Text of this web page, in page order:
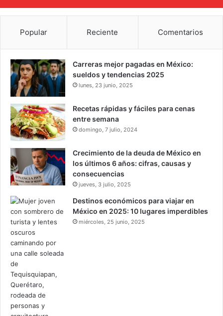
Popular Reciente Comentarios
Carreras mejor pagadas en México:
sueldos y tendencias 2025
lunes, 23 junio, 2025
Recetas rápidas y fáciles para cenas
entre semana
domingo, 7 julio, 2024
Crecimiento de la deuda de México en
los últimos 6 años: cifras, causas y
consecuencias
jueves, 3 julio, 2025
Destinos económicos para viajar en
México en 2025: 10 lugares imperdibles
miércoles, 25 junio, 2025